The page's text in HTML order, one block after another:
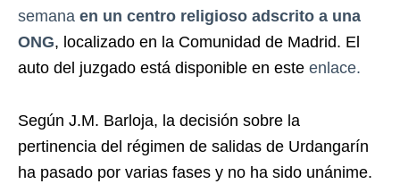
semana en un centro religioso adscrito a una
ONG, localizado en la Comunidad de Madrid. El
auto del juzgado está disponible en este enlace.
Según J.M. Barloja, la decisión sobre la
pertinencia del régimen de salidas de Urdangarín
ha pasado por varias fases y no ha sido unánime.